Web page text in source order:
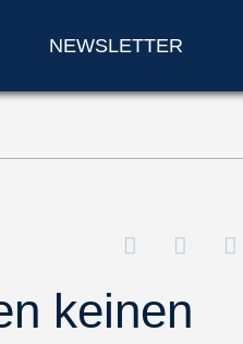
NEWSLETTER
keinen